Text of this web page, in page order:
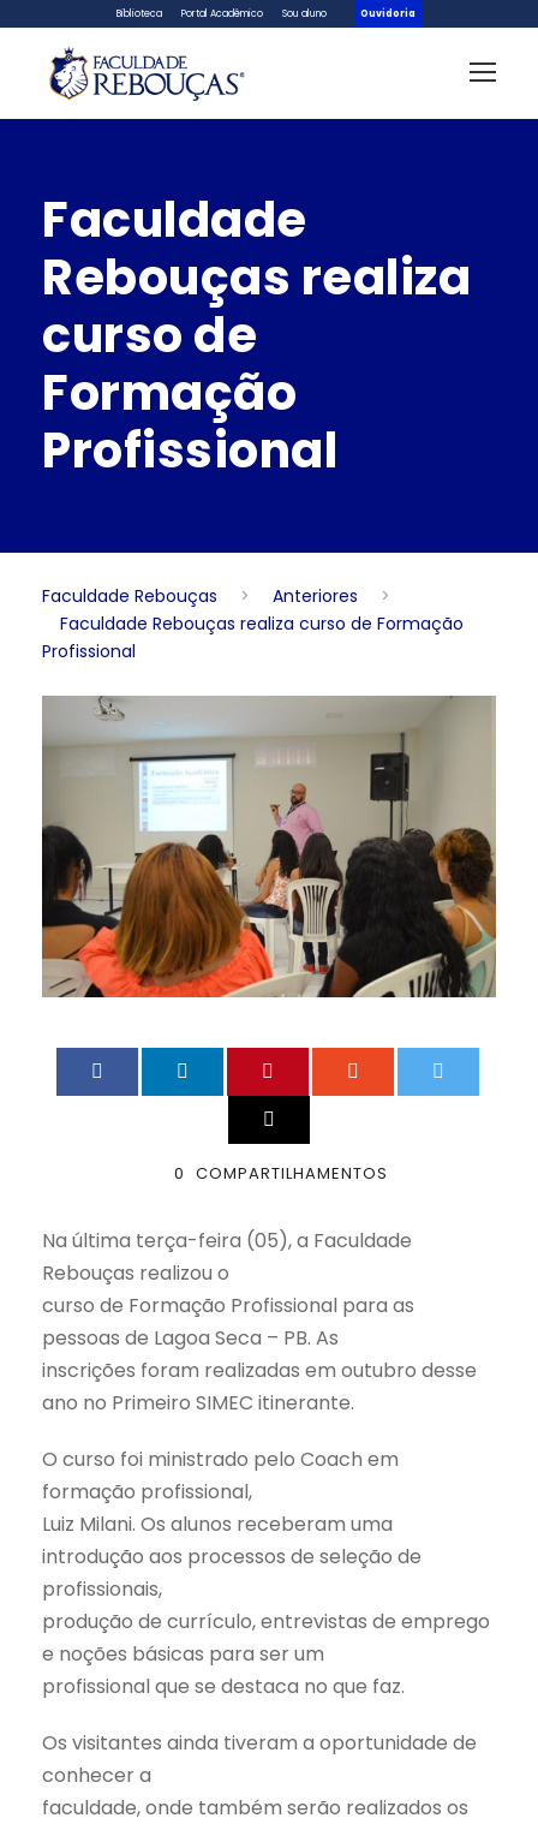
Biblioteca Portal Acadêmico Sou aluno Ouvidoria
Faculdade
Rebouças realiza
curso de
Formação
Profissional
Faculdade Rebouças > Anteriores
>
Faculdade Rebouças realiza curso de Formação
Profissional
0 COMPARTILHAMENTOS
Na última terça-feira (05), a Faculdade
Rebouças realizou o
curso de Formação Profissional para as
pessoas de Lagoa Seca – PB. As
inscrições foram realizadas em outubro desse
ano no Primeiro SIMEC itinerante.
O curso foi ministrado pelo Coach em
formação profissional,
Luiz Milani. Os alunos receberam uma
introdução aos processos de seleção de
profissionais,
produção de currículo, entrevistas de emprego
e noções básicas para ser um
profissional que se destaca no que faz.
Os visitantes ainda tiveram a oportunidade de
conhecer a
faculdade, onde também serão realizados os